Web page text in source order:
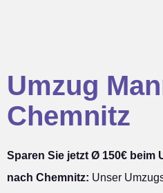
Umzug
Chemnitz
Sparen Sie jetzt Ø 150€ beim
nach Chemnitz: Unser